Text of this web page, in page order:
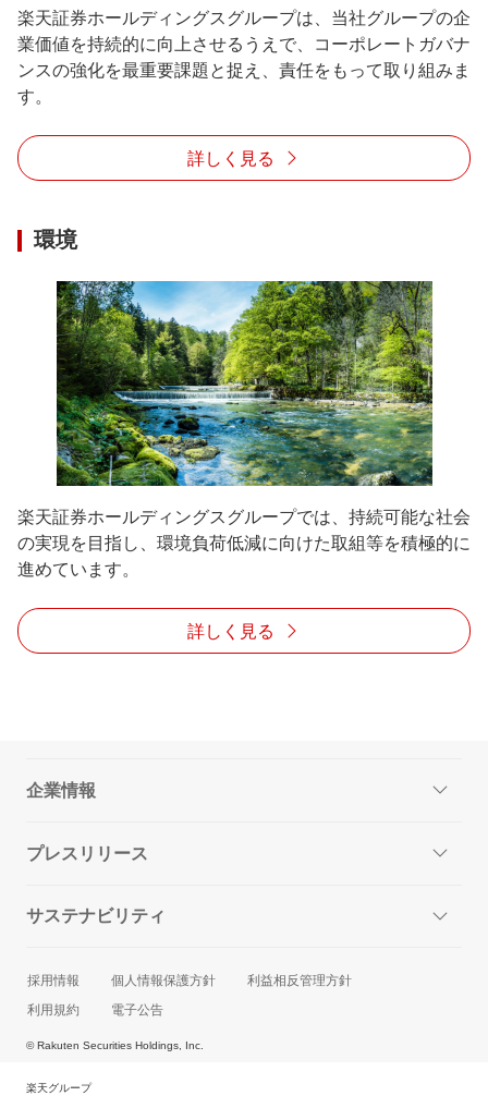
楽天証券ホールディングスグループは、当社グループの企
業価値を持続的に向上させるうえで、コーポレートガバナ
ンスの強化を最重要課題と捉え、責任をもって取り組みま
す。
詳しく見る
環境
楽天証券ホールディングスグループでは、持続可能な社会
の実現を目指し、環境負荷低減に向けた取組等を積極的に
進めています。
詳しく見る
企業情報
プレスリリース
サステナビリティ
採用情報 個人情報保護方針
利益相反管理方針
利用規約
電子公告
© Rakuten Securities Holdings, Inc.
楽天グループ